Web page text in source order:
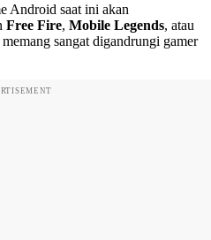
Android saat ini akan
Free Fire, Mobile Legends, atau
sangat digandrungi gamer